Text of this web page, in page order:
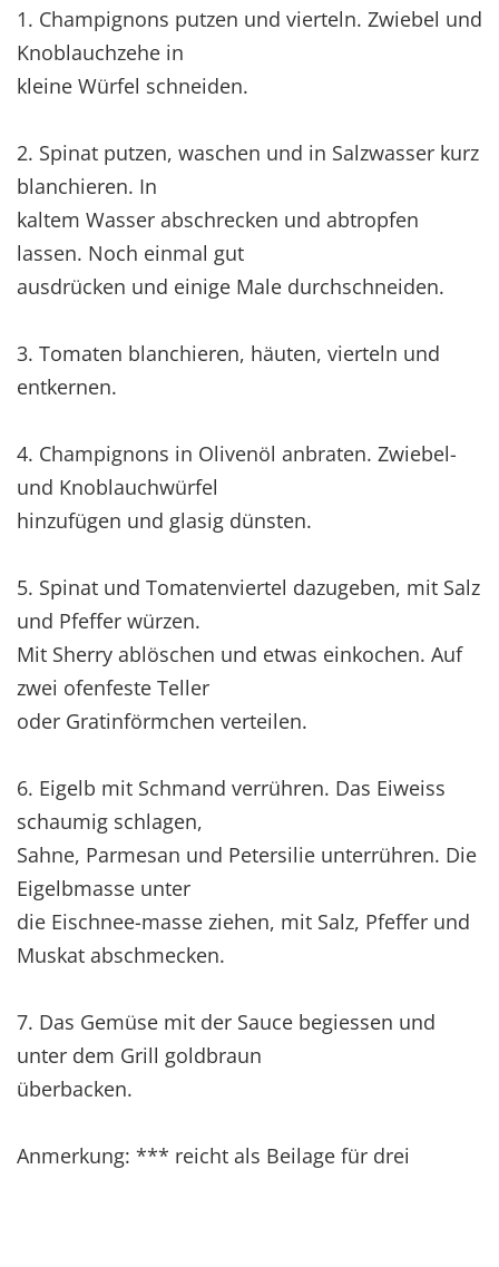
1. Champignons putzen und vierteln. Zwiebel und
Knoblauchzehe in
kleine Würfel schneiden.
2. Spinat putzen, waschen und in Salzwasser kurz
blanchieren. In
kaltem Wasser abschrecken und abtropfen
lassen. Noch einmal gut
ausdrücken und einige Male durchschneiden.
3. Tomaten blanchieren, häuten, vierteln und
entkernen.
4. Champignons in Olivenöl anbraten. Zwiebel-
und Knoblauchwürfel
hinzufügen und glasig dünsten.
5. Spinat und Tomatenviertel dazugeben, mit Salz
und Pfeffer würzen.
Mit Sherry ablöschen und etwas einkochen. Auf
zwei ofenfeste Teller
oder Gratinförmchen verteilen.
6. Eigelb mit Schmand verrühren. Das Eiweiss
schaumig schlagen,
Sahne, Parmesan und Petersilie unterrühren. Die
Eigelbmasse unter
die Eischnee-masse ziehen, mit Salz, Pfeffer und
Muskat abschmecken.
7. Das Gemüse mit der Sauce begiessen und
unter dem Grill goldbraun
überbacken.
Anmerkung: *** reicht als Beilage für drei